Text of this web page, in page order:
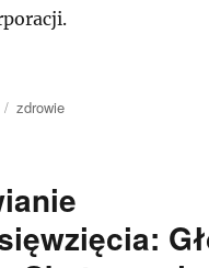
Kategorie
zdrowie